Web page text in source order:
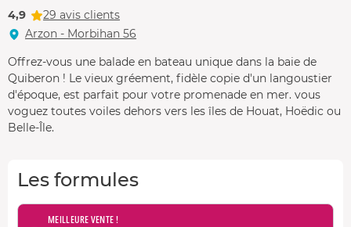
4,9
29 avis clients
Arzon - Morbihan 56
Offrez-vous une balade en bateau unique dans la baie de
Quiberon ! Le vieux gréement, fidèle copie d'un langoustier
d'époque, est parfait pour votre promenade en mer. vous
voguez toutes voiles dehors vers les îles de Houat, Hoëdic ou
Belle-Île.
Les formules
MEILLEURE VENTE !